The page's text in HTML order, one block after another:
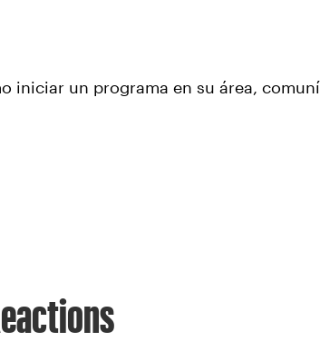
iniciar un programa en su área,